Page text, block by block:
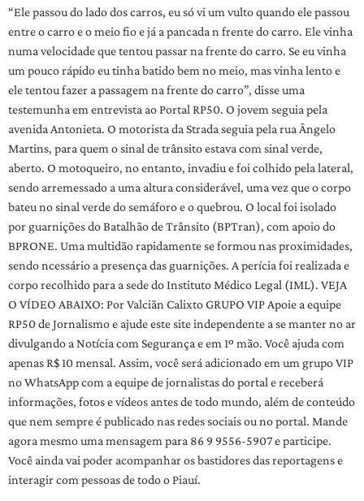
“Ele passou do lado dos carros, eu só vi um vulto quando ele passou
entre o carro e o meio fio e já a pancada n frente do carro. Ele vinha
numa velocidade que tentou passar na frente do carro. Se eu vinha
um pouco rápido eu tinha batido bem no meio, mas vinha lento e
ele tentou fazer a passagem na frente do carro”, disse uma
testemunha em entrevista ao Portal RP50. O jovem seguia pela
avenida Antonieta. O motorista da Strada seguia pela rua Ângelo
Martins, para quem o sinal de trânsito estava com sinal verde,
aberto. O motoqueiro, no entanto, invadiu e foi colhido pela lateral,
sendo arremessado a uma altura considerável, uma vez que o corpo
bateu no sinal verde do semáforo e o quebrou. O local foi isolado
por guarnições do Batalhão de Trânsito (BPTran), com apoio do
BPRONE. Uma multidão rapidamente se formou nas proximidades,
sendo ncessário a presença das guarnições. A perícia foi realizada e
corpo recolhido para a sede do Instituto Médico Legal (IML). VEJA
O VÍDEO ABAIXO: Por Valciãn Calixto GRUPO VIP Apoie a equipe
RP50 de Jornalismo e ajude este site independente a se manter no ar
divulgando a Notícia com Segurança e em 1º mão. Você ajuda com
apenas R$ 10 mensal. Assim, você será adicionado em um grupo VIP
no WhatsApp com a equipe de jornalistas do portal e receberá
informações, fotos e vídeos antes de todo mundo, além de conteúdo
que nem sempre é publicado nas redes sociais ou no portal. Mande
agora mesmo uma mensagem para 86 9 9556-5907 e participe.
Você ainda vai poder acompanhar os bastidores das reportagens e
interagir com pessoas de todo o Piauí.